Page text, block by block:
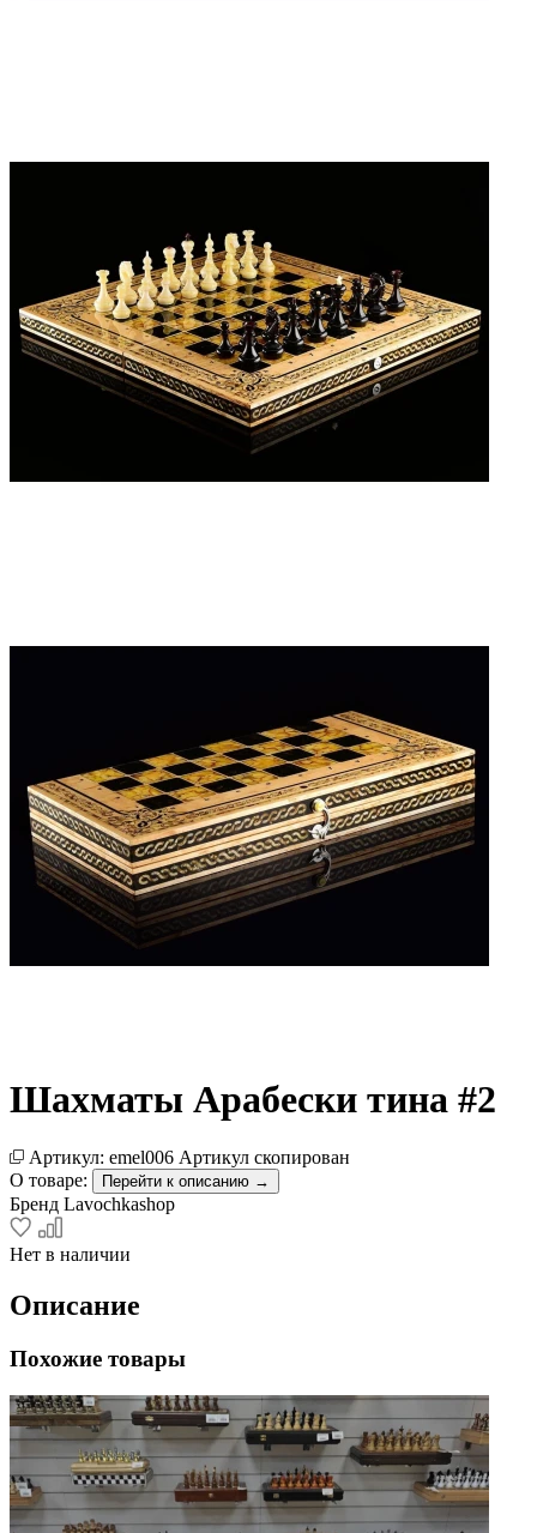
Шахматы Арабески тина #2
Артикул: emel006 Артикул скопирован
О товаре:
Перейти к описанию →
Бренд Lavochkashop
Нет в наличии
Описание
Похожие товары